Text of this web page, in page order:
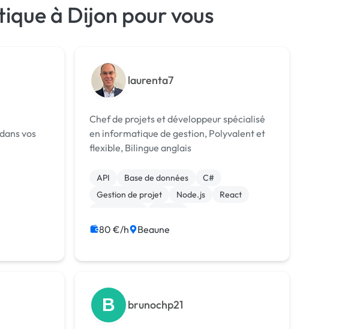
à Dijon pour vous
vos
laurenta7
Chef de projets et développeur spécialisé
en informatique de gestion, Polyvalent et
flexible, Bilingue anglais
API Base de données
C#
Gestion de projet
Node.js
React
Développement spécifique
80 €/h Beaune
B brunochp21